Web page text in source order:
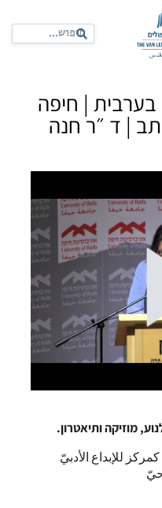
| חיפה
| ד ״ר חנה
מוזיקה ותיאטרון.
للإبداع الأدبيّ